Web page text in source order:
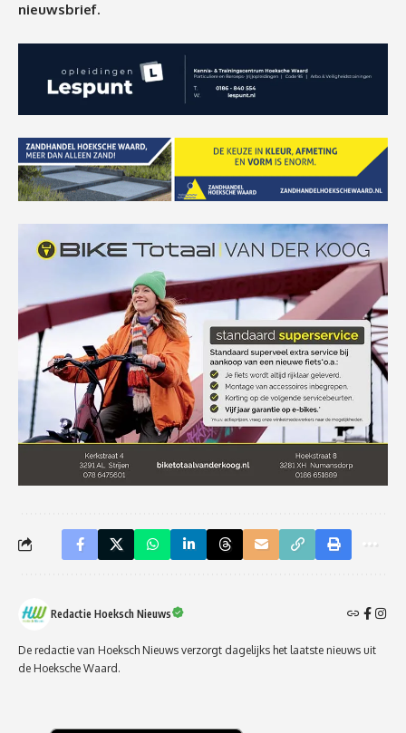
nieuwsbrief.
Redactie Hoeksch Nieuws
De redactie van Hoeksch Nieuws verzorgt dagelijks het laatste nieuws uit
de Hoeksche Waard.